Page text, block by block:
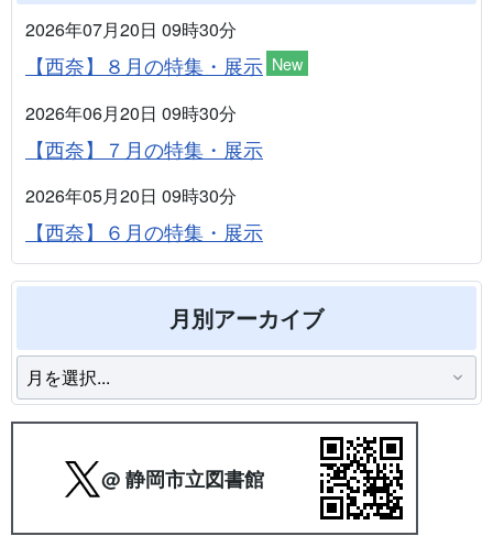
2026年07月20日 09時30分
【西奈】８月の特集・展示 New
2026年06月20日 09時30分
【西奈】７月の特集・展示
2026年05月20日 09時30分
【西奈】６月の特集・展示
月別アーカイブ
@ 静岡市立図書館